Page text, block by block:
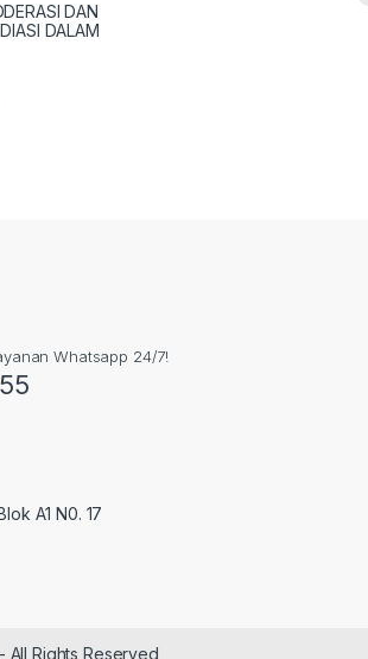
DAN
DALAM
Whatsapp 24/7!
A1 N0. 17
- All Rights Reserved